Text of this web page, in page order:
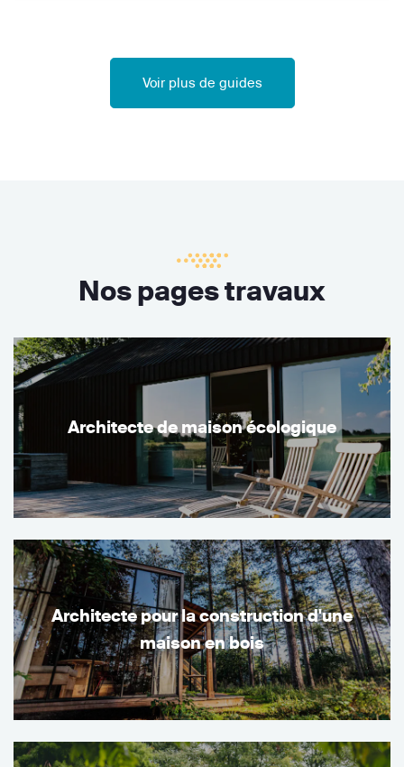
Voir plus de guides
Nos pages travaux
Architecte de maison écologique
Architecte pour la construction d'une
maison en bois